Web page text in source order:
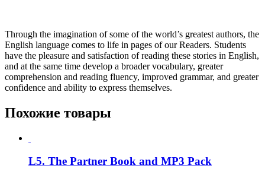
Through the imagination of some of the world’s greatest authors, the
English language comes to life in pages of our Readers. Students
have the pleasure and satisfaction of reading these stories in English,
and at the same time develop a broader vocabulary, greater
comprehension and reading fluency, improved grammar, and greater
confidence and ability to express themselves.
Похожие товары
L5. The Partner Book and MP3 Pack